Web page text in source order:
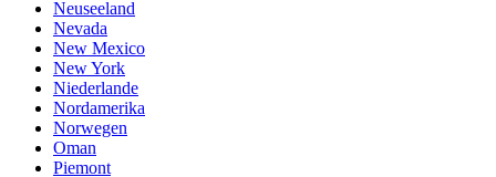
Neuseeland
Nevada
New Mexico
New York
Niederlande
Nordamerika
Norwegen
Oman
Piemont